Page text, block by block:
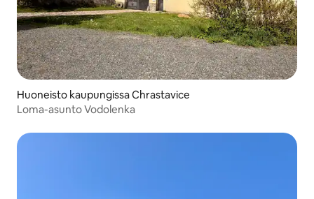
Huoneisto kaupungissa Chrastavice
Loma-asunto Vodolenka